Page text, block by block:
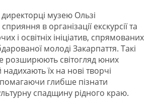
музею Ользі
в організації екскурсії та
і освітніх ініціатив, спрямованих
молоді Закарпаття. Такі
розширюють світогляд юних
їх на нові творчі
глибше пізнати
спадщину рідного краю.